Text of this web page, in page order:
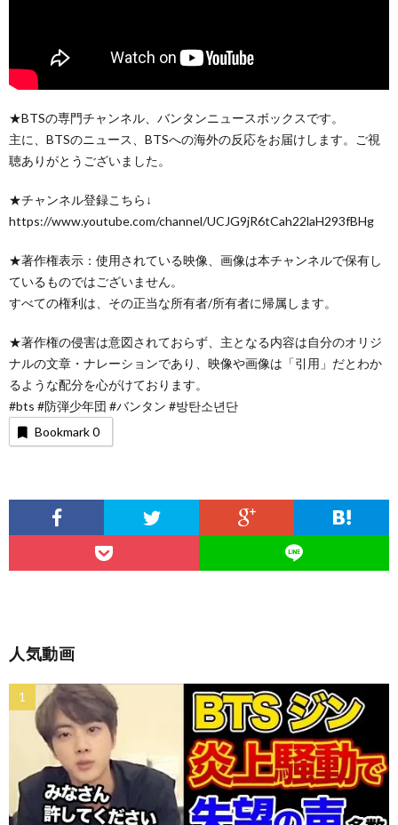
★BTSの専門チャンネル、バンタンニュースボックスです。
主に、BTSのニュース、BTSへの海外の反応をお届けします。ご視
聴ありがとうございました。
★チャンネル登録こちら↓
https://www.youtube.com/channel/UCJG9jR6tCah22laH293fBHg
★著作権表示：使用されている映像、画像は本チャンネルで保有し
ているものではございません。
すべての権利は、その正当な所有者/所有者に帰属します。
★著作権の侵害は意図されておらず、主となる内容は自分のオリジ
ナルの文章・ナレーションであり、映像や画像は「引用」だとわか
るような配分を心がけております。
#bts #防弾少年団 #バンタン #방탄소년단
Bookmark0
人気動画